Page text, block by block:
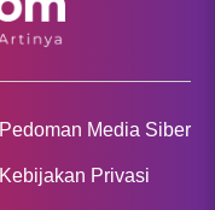
Pedoman Media Siber
Kebijakan Privasi